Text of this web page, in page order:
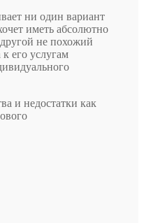
ни один вариант
иметь абсолютно
не похожий
его услугам
и недостатки как